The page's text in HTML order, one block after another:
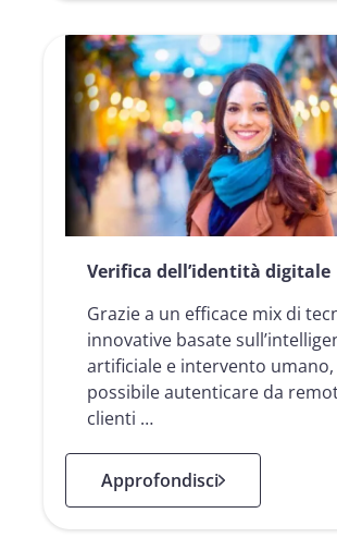
Verifica dell’identità digitale
Grazie a un efficace mix di
innovative basate
artificiale e intervento umano,
possibile autenticare da
clienti …
Approfondisci
: Verifica dell’identità digitale